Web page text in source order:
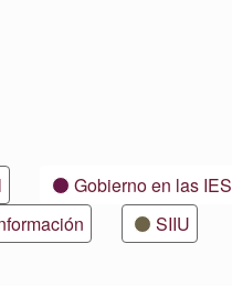
Gobierno en las IES
SIIU